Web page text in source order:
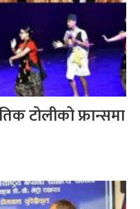
टोलीको फ्रान्समा